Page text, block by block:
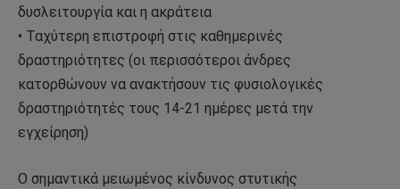
δυσλειτουργία και η ακράτεια
• Ταχύτερη επιστροφή στις καθημερινές
δραστηριότητες (οι περισσότεροι άνδρες
κατορθώνουν να ανακτήσουν τις φυσιολογικές
δραστηριότητές τους 14-21 ημέρες μετά την
εγχείρηση)
Ο σημαντικά μειωμένος κίνδυνος στυτικής